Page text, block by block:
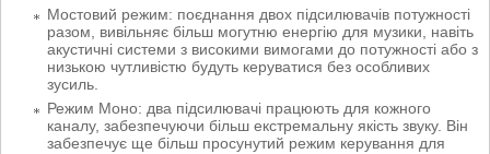
Мостовий режим: поєднання двох підсилювачів потужності
разом, вивільняє більш могутню енергію для музики, навіть
акустичні системи з високими вимогами до потужності або з
низькою чутливістю будуть керуватися без особливих
зусиль.
Режим Моно: два підсилювачі працюють для кожного
каналу, забезпечуючи більш екстремальну якість звуку. Він
забезпечує ще більш просунутий режим керування для